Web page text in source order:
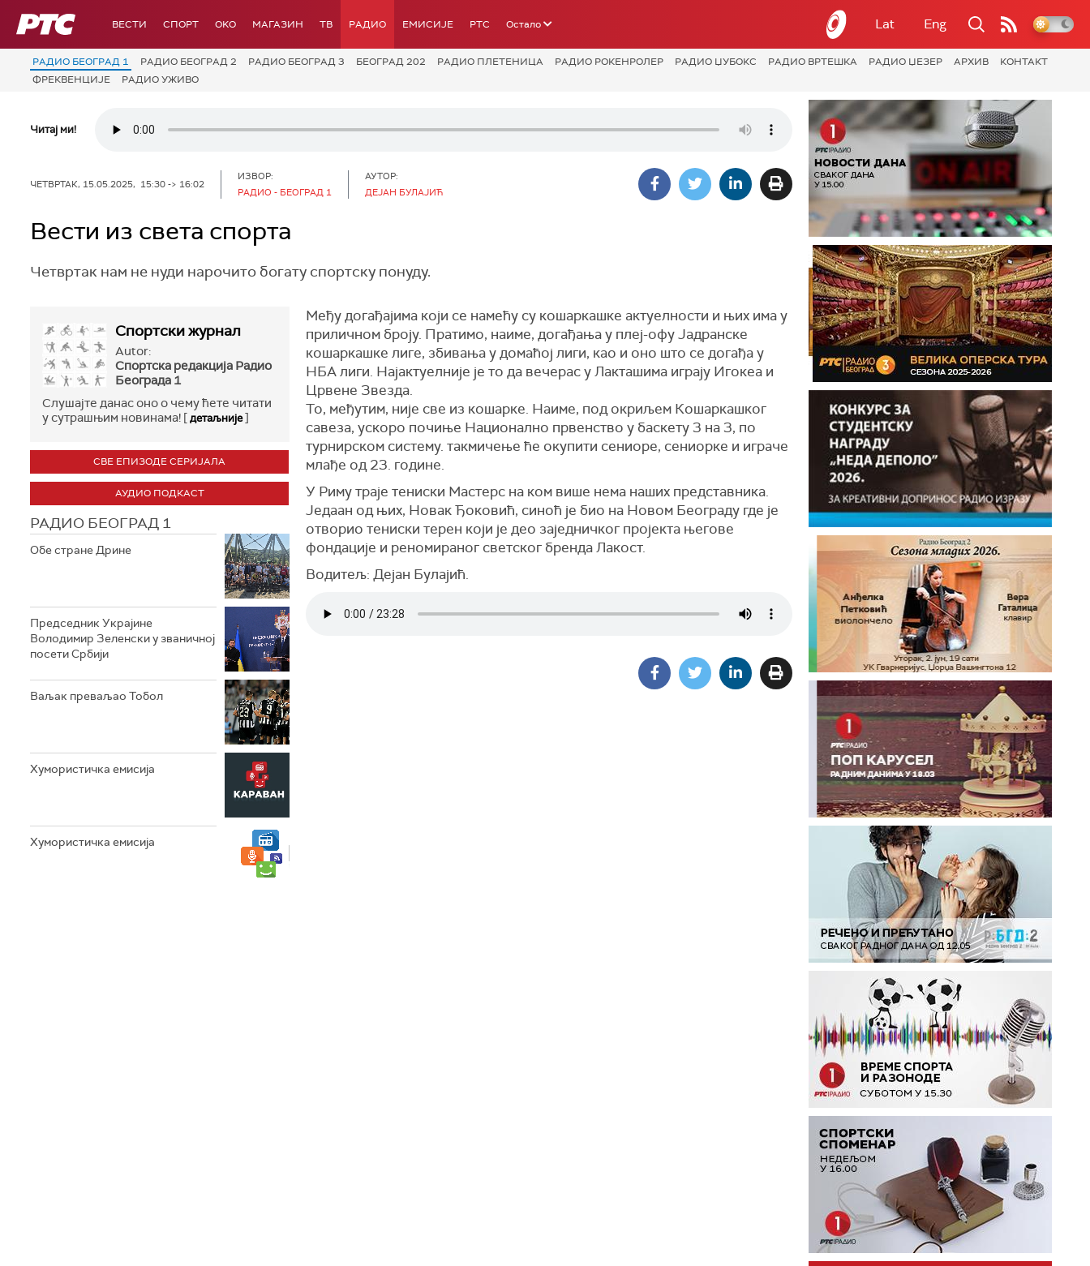
РТС ВЕСТИ СПОРТ OKO МАГАЗИН ТВ РАДИО ЕМИСИЈЕ РТС Остало Lat Eng
РАДИО БЕОГРАД 1 РАДИО БЕОГРАД 2 РАДИО БЕОГРАД 3 БЕОГРАД 202 РАДИО ПЛЕТЕНИЦА РАДИО РОКЕНРОЛЕР РАДИО ЏУБОКС РАДИО ВРТЕШКА РАДИО ЏЕЗЕР АРХИВ
КОНТАКТ
ФРЕКВЕНЦИЈЕ
РАДИО УЖИВО
Читај ми!
ЧЕТВРТАК, 15.05.2025, 15:30 -> 16:02
ИЗВОР:
РАДИО - БЕОГРАД 1
АУТОР:
ДЕЈАН БУЛАЈИЋ
Вести из света спорта
Четвртак нам не нуди нарочито богату спортску понуду.
Спортски журнал
Autor:
Спортска редакција Радио
Београда 1
Слушајте данас оно о чему ћете читати
у сутрашњим новинама! [детаљније]
СВЕ ЕПИЗОДЕ СЕРИЈАЛА
АУДИО ПОДКАСТ
РАДИО БЕОГРАД 1
Обе стране Дрине
Председник Украјине
Володимир Зеленски у званичној
посети Србији
Ваљак преваљао Тобол
Хумористичка емисија
Хумористичка емисија
Међу догађајима који се намећу су кошаркашке актуелности и њих има у
приличном броју. Пратимо, наиме, догађања у плеј-офу Јадранске
кошаркашке лиге, збивања у домаћој лиги, као и оно што се догађа у
НБА лиги. Најактуелније је то да вечерас у Лакташима играју Игокеа и
Црвене Звезда.
То, међутим, није све из кошарке. Наиме, под окриљем Кошаркашког
савеза, ускоро почиње Национално првенство у баскету 3 на 3, по
турнирском систему. такмичење ће окупити сениоре, сениорке и играче
млађе од 23. године.
У Риму траје тениски Мастерс на ком више нема наших представника.
Једаан од њих, Новак Ђоковић, синоћ је био на Новом Београду где је
отворио тениски терен који је део заједничког пројекта његове
фондације и реномираног светског бренда Лакост.
Водитељ: Дејан Булајић.